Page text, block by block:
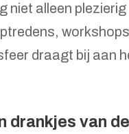
niet alleen
draagt bij aan
drankjes van